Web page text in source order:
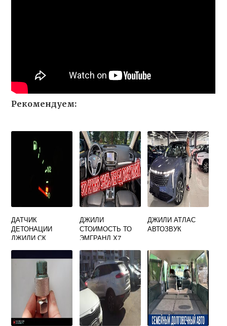
Рекомендуем:
ДАТЧИК
ДЕТОНАЦИИ
ДЖИЛИ СК
ДЖИЛИ
СТОИМОСТЬ ТО
ЭМГРАНД Х7
ДЖИЛИ АТЛАС
АВТОЗВУК